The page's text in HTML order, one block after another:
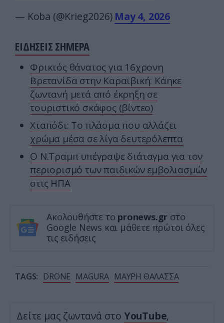
— Koba (@Krieg2026) May 4, 2026
ΕΙΔΗΣΕΙΣ ΣΗΜΕΡΑ
Φρικτός θάνατος για 16χρονη
Βρετανίδα στην Καραϊβική: Κάηκε
ζωντανή μετά από έκρηξη σε
τουριστικό σκάφος (βίντεο)
Χταπόδι: Το πλάσμα που αλλάζει
χρώμα μέσα σε λίγα δευτερόλεπτα
Ο Ν.Τραμπ υπέγραψε διάταγμα για τον
περιορισμό των παιδικών εμβολιασμών
στις ΗΠΑ
Ακολουθήστε το pronews.gr στο
Google News και μάθετε πρώτοι όλες
τις ειδήσεις
TAGS: DRONE MAGURA ΜΑΥΡΗ ΘΑΛΑΣΣΑ
Δείτε μας ζωντανά στο YouTube,